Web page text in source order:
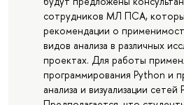
сотрудников МЛ ПСА,
рекомендации о
видов анализа в различных
проектах. Для работы
программирования Python и
анализа и визуализации сетей